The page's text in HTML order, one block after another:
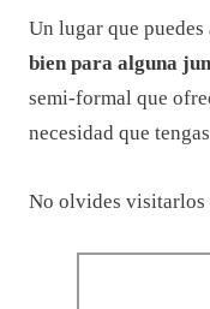
Un lugar que
bien para alguna
semi-formal que
necesidad que
No olvides visitarlos